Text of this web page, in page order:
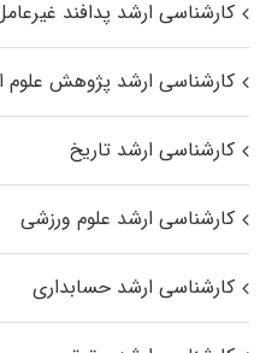
کارشناسی ارشد پدافند غیرعامل
کارشناسی ارشد پژوهش علوم
کارشناسی ارشد تاریخ
کارشناسی ارشد علوم ورزشی
کارشناسی ارشد حسابداری